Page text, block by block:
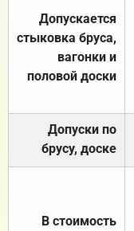
Допускается
стыковка бруса,
вагонки и
половой доски
Допуски по
брусу, доске
В стоимость